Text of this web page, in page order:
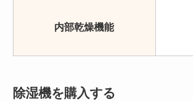
内部乾燥機能
除湿機を購入する